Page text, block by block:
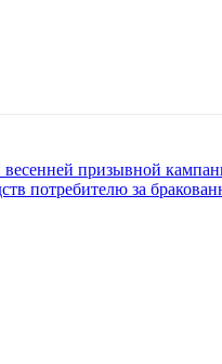
призывной
потребителю за